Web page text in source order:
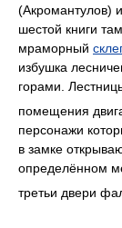
(Акромантулов) и
шестой книги
мраморный
избушка
горами.
помещения
персонажи
в замке
определённом
третьи двери